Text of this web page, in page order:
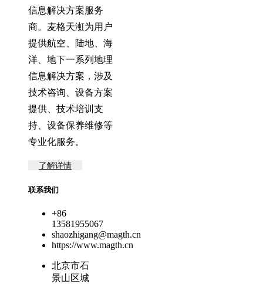
信息解决方案服务
商。麦格天渱为用户
提供航空、陆地、海
洋、地下一系列地理
信息解决方案，涉及
技术咨询、设备方案
提供、技术培训支
持、设备保养维修等
专业化服务。
了解详情
联系我们
+86
13581955067
shaozhigang@magth.cn
https://www.magth.cn
北京市石
景山区城